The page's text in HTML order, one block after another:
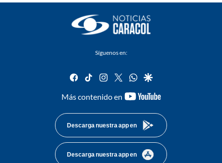
Síguenos en:
facebook
tiktok instagram
twitterwhatsapp
google
Más contenido en
youtube-
Descarga nuestra app en
Descarga nuestra app en